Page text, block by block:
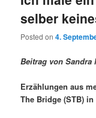
selber
Posted on4.
Beitrag von Sandra
Erzählungen aus
The Bridge (STB)